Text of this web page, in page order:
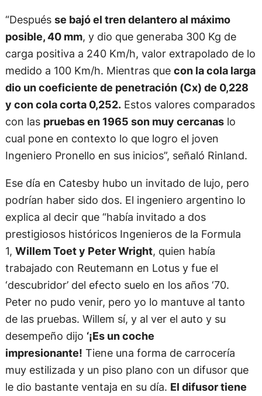
“Después se bajó el tren delantero al máximo
posible, 40 mm, y dio que generaba 300 Kg de
carga positiva a 240 Km/h, valor extrapolado de lo
medido a 100 Km/h. Mientras que con la cola larga
dio un coeficiente de penetración (Cx) de 0,228
y con cola corta 0,252.Estos valores comparados
con las pruebas en 1965 son muy cercanaslo
cual pone en contexto lo que logro el joven
Ingeniero Pronello en sus inicios”, señaló Rinland.
Ese día en Catesby hubo un invitado de lujo, pero
podrían haber sido dos. El ingeniero argentino lo
explica al decir que “había invitado a dos
prestigiosos históricos Ingenieros de la Formula
1, Willem Toet y Peter Wright, quien había
trabajado con Reutemann en Lotus y fue el
‘descubridor’ del efecto suelo en los años ‘70.
Peter no pudo venir, pero yo lo mantuve al tanto
de las pruebas. Willem sí, y al ver el auto y su
desempeño dijo ‘¡Es un coche
impresionante! Tiene una forma de carrocería
muy estilizada y un piso plano con un difusor que
le dio bastante ventaja en su día. El difusor tiene